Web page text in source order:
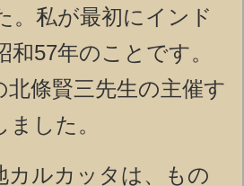
。私が最初にインド
和57年のことです。
北條賢三先生の主催す
した。
ルカッタは、もの